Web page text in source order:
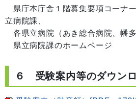
県庁本庁舎１階募集要項コーナ
立病院課、
各県立病院（あき総合病院、幡多
県立病院課のホームページ
６ 受験案内等のダウン